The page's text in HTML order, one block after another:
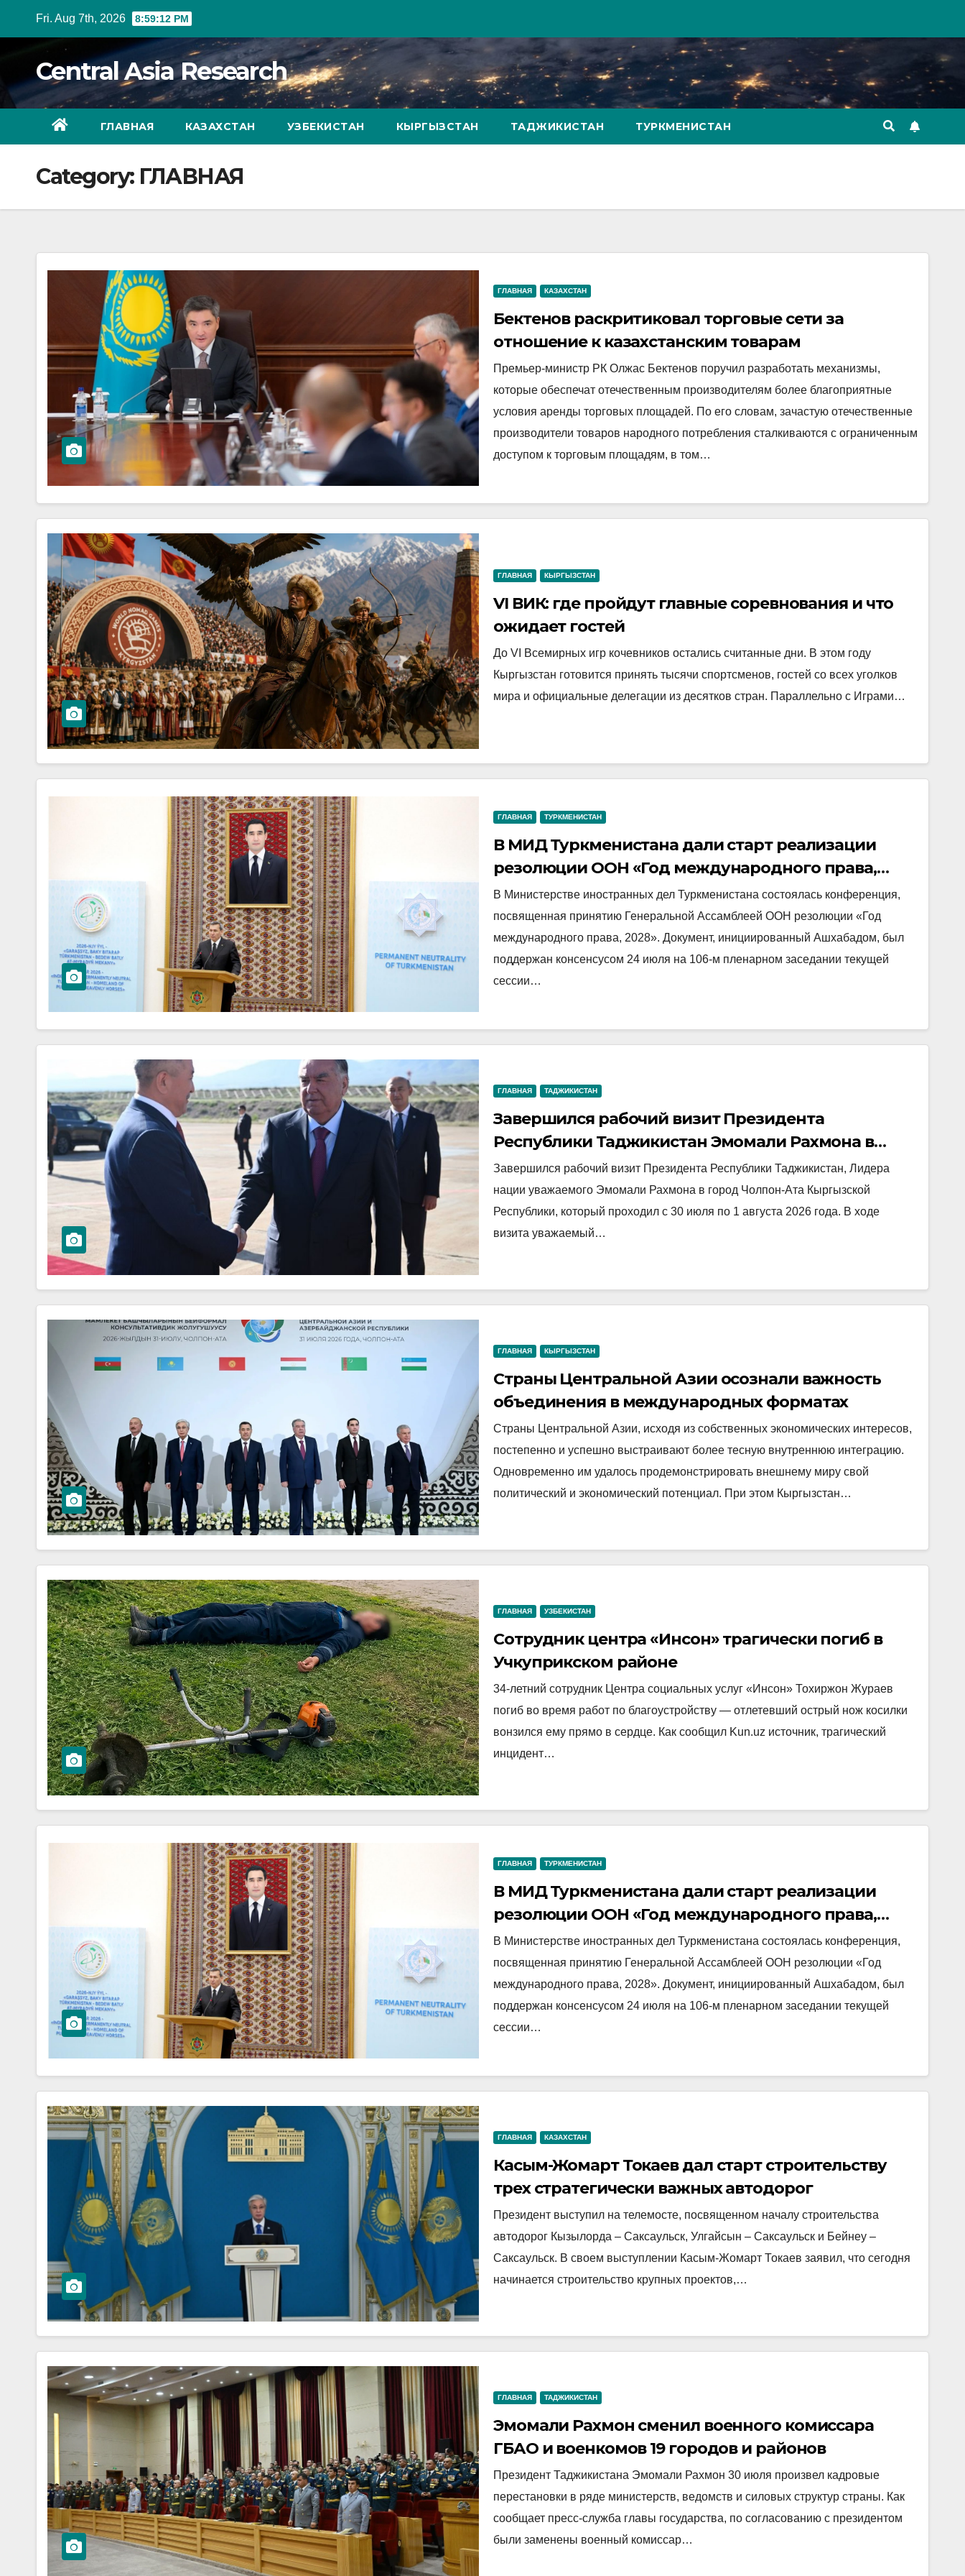
Fri. Aug 7th, 2026 8:59:14 PM
Central Asia Research
ГЛАВНАЯ КАЗАХСТАН УЗБЕКИСТАН КЫРГЫЗСТАН ТАДЖИКИСТАН ТУРКМЕНИСТАН
Category: ГЛАВНАЯ
ГЛАВНАЯ КАЗАХСТАН
Бектенов раскритиковал торговые сети за
отношение к казахстанским товарам
Премьер-министр РК Олжас Бектенов поручил разработать механизмы,
которые обеспечат отечественным производителям более благоприятные
условия аренды торговых площадей. По его словам, зачастую отечественные
производители товаров народного потребления сталкиваются с ограниченным
доступом к торговым площадям, в том…
ГЛАВНАЯ КЫРГЫЗСТАН
VI ВИК: где пройдут главные соревнования и что
ожидает гостей
До VI Всемирных игр кочевников остались считанные дни. В этом году
Кыргызстан готовится принять тысячи спортсменов, гостей со всех уголков
мира и официальные делегации из десятков стран. Параллельно с Играми…
ГЛАВНАЯ ТУРКМЕНИСТАН
В МИД Туркменистана дали старт реализации
резолюции ООН «Год международного права,
2028»
В Министерстве иностранных дел Туркменистана состоялась конференция,
посвященная принятию Генеральной Ассамблеей ООН резолюции «Год
международного права, 2028». Документ, инициированный Ашхабадом, был
поддержан консенсусом 24 июля на 106-м пленарном заседании текущей
сессии…
ГЛАВНАЯ ТАДЖИКИСТАН
Завершился рабочий визит Президента
Республики Таджикистан Эмомали Рахмона в
Кыргызской Республике
Завершился рабочий визит Президента Республики Таджикистан, Лидера
нации уважаемого Эмомали Рахмона в город Чолпон-Ата Кыргызской
Республики, который проходил с 30 июля по 1 августа 2026 года. В ходе
визита уважаемый…
ГЛАВНАЯ КЫРГЫЗСТАН
Страны Центральной Азии осознали важность
объединения в международных форматах
Страны Центральной Азии, исходя из собственных экономических интересов,
постепенно и успешно выстраивают более тесную внутреннюю интеграцию.
Одновременно им удалось продемонстрировать внешнему миру свой
политический и экономический потенциал. При этом Кыргызстан…
ГЛАВНАЯ УЗБЕКИСТАН
Сотрудник центра «Инсон» трагически погиб в
Учкуприкском районе
34-летний сотрудник Центра социальных услуг «Инсон» Тохиржон Жураев
погиб во время работ по благоустройству — отлетевший острый нож косилки
вонзился ему прямо в сердце. Как сообщил Kun.uz источник, трагический
инцидент…
ГЛАВНАЯ ТУРКМЕНИСТАН
В МИД Туркменистана дали старт реализации
резолюции ООН «Год международного права,
2028»
В Министерстве иностранных дел Туркменистана состоялась конференция,
посвященная принятию Генеральной Ассамблеей ООН резолюции «Год
международного права, 2028». Документ, инициированный Ашхабадом, был
поддержан консенсусом 24 июля на 106-м пленарном заседании текущей
сессии…
ГЛАВНАЯ КАЗАХСТАН
Касым-Жомарт Токаев дал старт строительству
трех стратегически важных автодорог
Президент выступил на телемосте, посвященном началу строительства
автодорог Кызылорда – Саксаульск, Улгайсын – Саксаульск и Бейнеу –
Саксаульск. В своем выступлении Касым-Жомарт Токаев заявил, что сегодня
начинается строительство крупных проектов,…
ГЛАВНАЯ ТАДЖИКИСТАН
Эмомали Рахмон сменил военного комиссара
ГБАО и военкомов 19 городов и районов
Президент Таджикистана Эмомали Рахмон 30 июля произвел кадровые
перестановки в ряде министерств, ведомств и силовых структур страны. Как
сообщает пресс-служба главы государства, по согласованию с президентом
были заменены военный комиссар…